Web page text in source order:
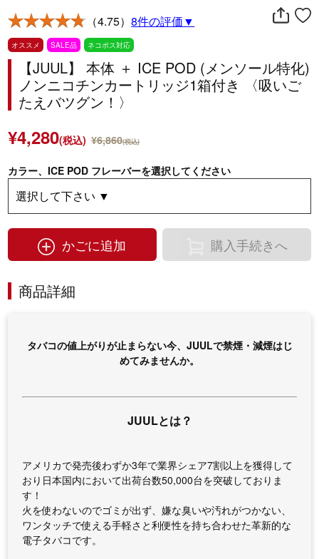
（4.75）8件の評価▼
オススメ SALE品 ネコポス対応
【JUUL】 本体 ＋ ICE POD (メンソール特化)
ノンニコチンカートリッジ1箱付き 〈吸いご
たえバツグン！〉
¥4,280(税込) ¥6,860(税込)
カラー、ICE POD フレーバーを選択してください
かごに追加 購入手続きへ
商品詳細
タバコの値上がりが止まらない今、JUULで禁煙・減煙はじ
めてみませんか。
JUULとは？
アメリカで発売後わずか3年で業界シェア7割以上を獲得して
おり日本国内において出荷台数50,000台を突破しておりま
す！
火を使わないのでゴミが出ず、嫌な臭いや汚れがつかない、
ワンタッチで使える手軽さと利便性を持ち合わせた革新的な
電子タバコです。